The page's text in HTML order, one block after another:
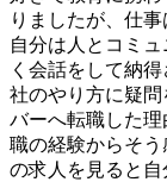
りましたが、仕
自分は人とコミ
く会話をして納
社のやり方に疑
バーへ転職した
職の経験からそ
の求人を見ると